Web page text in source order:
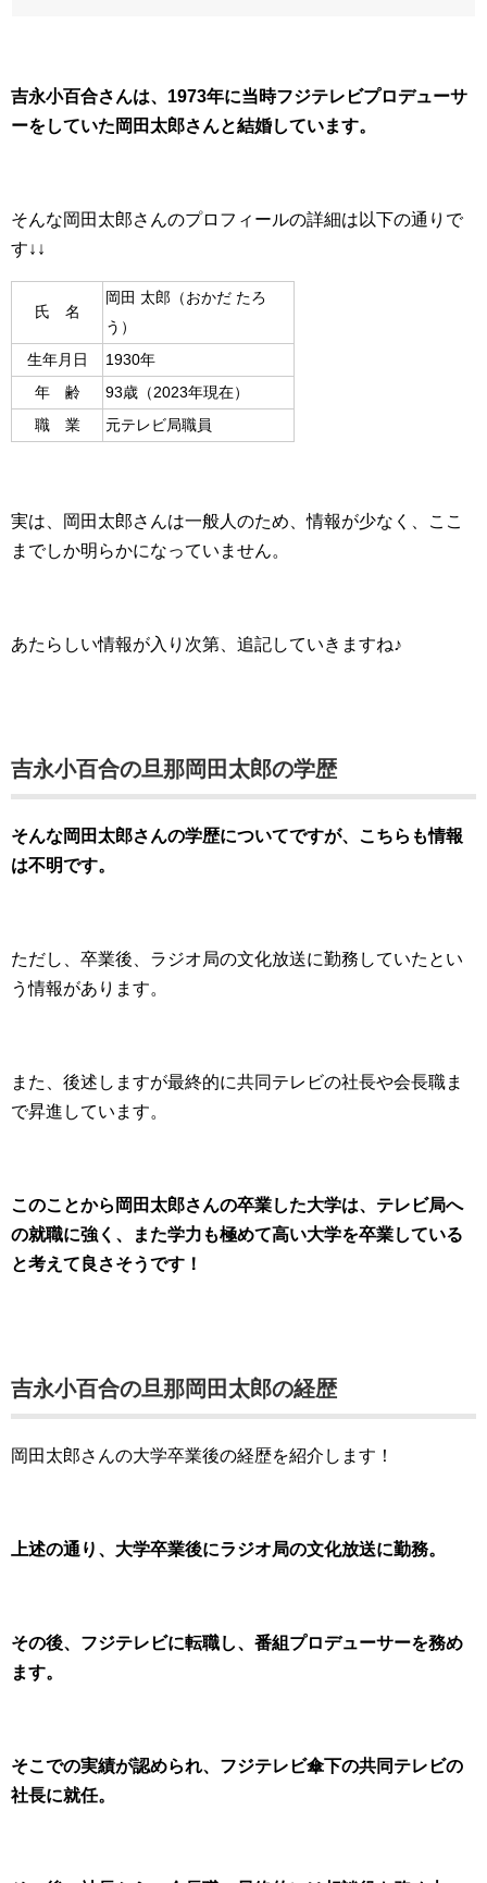
吉永小百合さんは、1973年に当時フジテレビプロデューサ
ーをしていた岡田太郎さんと結婚しています。
そんな岡田太郎さんのプロフィールの詳細は以下の通りで
す↓↓
氏 名
岡田 太郎（おかだ たろ
う）
生年月日
1930年
年 齢
93歳（2023年現在）
職 業
元テレビ局職員
実は、岡田太郎さんは一般人のため、情報が少なく、ここ
までしか明らかになっていません。
あたらしい情報が入り次第、追記していきますね♪
吉永小百合の旦那岡田太郎の学歴
そんな岡田太郎さんの学歴についてですが、こちらも情報
は不明です。
ただし、卒業後、ラジオ局の文化放送に勤務していたとい
う情報があります。
また、後述しますが最終的に共同テレビの社長や会長職ま
で昇進しています。
このことから岡田太郎さんの卒業した大学は、テレビ局へ
の就職に強く、また学力も極めて高い大学を卒業している
と考えて良さそうです！
吉永小百合の旦那岡田太郎の経歴
岡田太郎さんの大学卒業後の経歴を紹介します！
上述の通り、大学卒業後にラジオ局の文化放送に勤務。
その後、フジテレビに転職し、番組プロデューサーを務め
ます。
そこでの実績が認められ、フジテレビ傘下の共同テレビの
社長に就任。